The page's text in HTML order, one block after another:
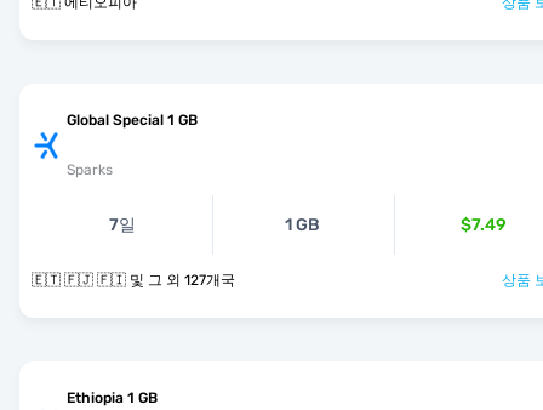
Global Special 1 GB
Sparks
7일 1 GB $7.49
🇪🇹 🇫🇯 🇫🇮 및 그 외 127개국 상품
Ethiopia 1 GB